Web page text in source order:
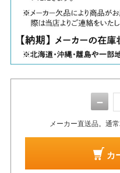
－
メーカー直送品。通
カ